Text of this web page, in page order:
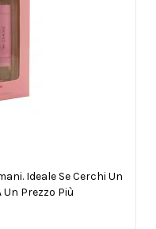
Ideale Se Cerchi Un
Prezzo Più